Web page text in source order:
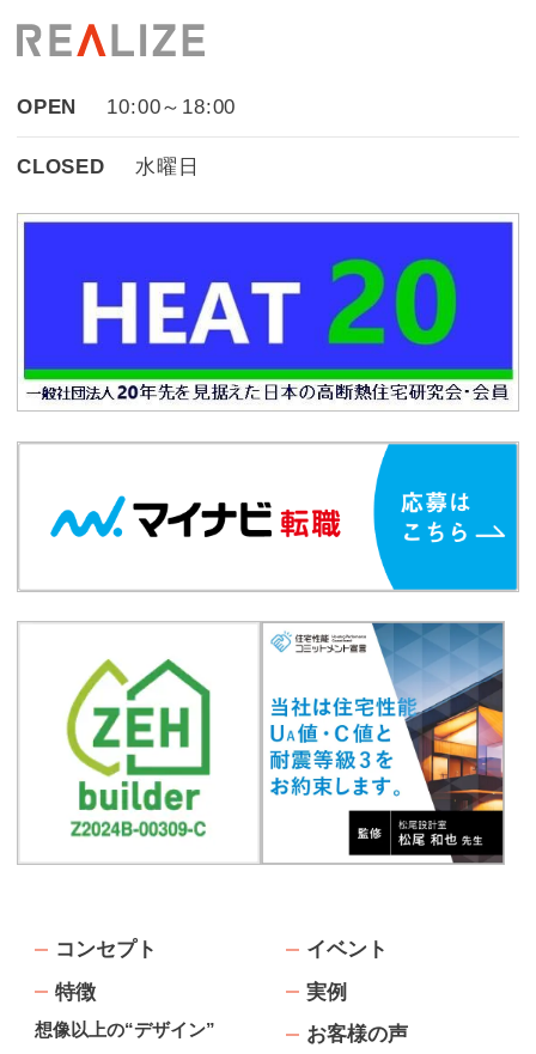
OPEN 10:00～18:00
CLOSED 水曜日
コンセプト
特徴
想像以上の“デザイン”
イベント
実例
お客様の声